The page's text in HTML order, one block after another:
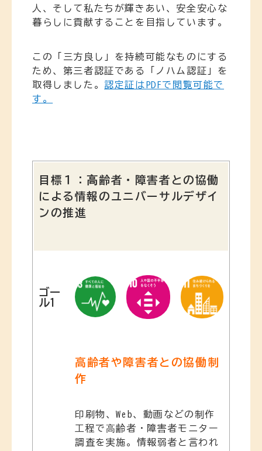
人、そして私たちが輝きあい、安全安心な
暮らしに貢献することを目指しています。
この「三方良し」を持続可能なものにする
ため、第三者認証である「ノハム認証」を
取得しました。認定証はPDFで閲覧可能で
す。
目標１：⾼齢者・障害者との協働
による情報のユニバーサルデザイ
ンの推進
ゴー
ル1
高齢者や障害者との協働制
作
印刷物、Web、動画などの制作
⼯程で⾼齢者・障害者モニター
調査を実施。情報弱者と言われ